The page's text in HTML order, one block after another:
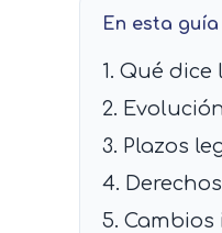
En esta guía
1. Qué
2.
3. Plazos
4.
5.